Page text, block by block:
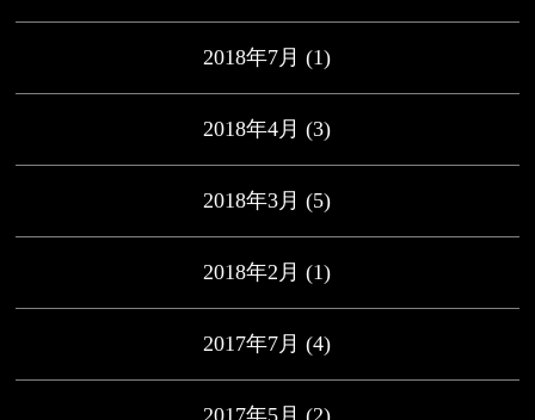
2018年7月 (1)
2018年4月 (3)
2018年3月 (5)
2018年2月 (1)
2017年7月 (4)
2017年5月 (2)